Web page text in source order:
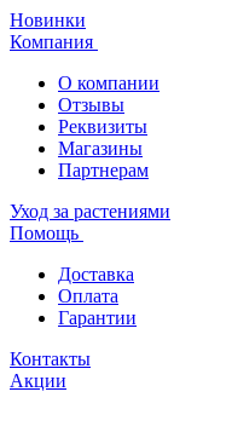
Новинки
Компания
О компании
Отзывы
Реквизиты
Магазины
Партнерам
Уход за растениями
Помощь
Доставка
Оплата
Гарантии
Контакты
Акции